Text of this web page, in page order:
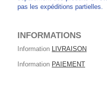
pas les expéditions partielles.
INFORMATIONS
Information LIVRAISON
Information PAIEMENT